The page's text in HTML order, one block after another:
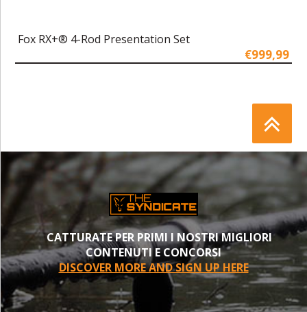
Fox RX+® 4-Rod Presentation Set
€999,99
CATTURATE PER PRIMI I NOSTRI MIGLIORI
CONTENUTI E CONCORSI
DISCOVER MORE AND SIGN UP HERE